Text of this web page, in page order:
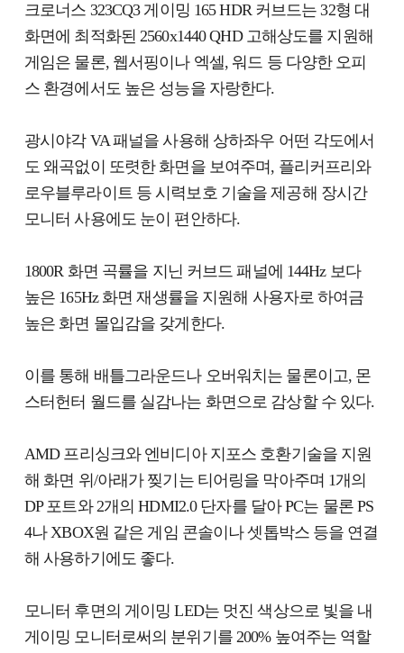
크로너스 323CQ3 게이밍 165 HDR 커브드는 32형 대
화면에 최적화된 2560x1440 QHD 고해상도를 지원해
게임은 물론, 웹서핑이나 엑셀, 워드 등 다양한 오피
스 환경에서도 높은 성능을 자랑한다.
광시야각 VA 패널을 사용해 상하좌우 어떤 각도에서
도 왜곡없이 또렷한 화면을 보여주며, 플리커프리와
로우블루라이트 등 시력보호 기술을 제공해 장시간
모니터 사용에도 눈이 편안하다.
1800R 화면 곡률을 지닌 커브드 패널에 144Hz 보다
높은 165Hz 화면 재생률을 지원해 사용자로 하여금
높은 화면 몰입감을 갖게한다.
이를 통해 배틀그라운드나 오버워치는 물론이고, 몬
스터헌터 월드를 실감나는 화면으로 감상할 수 있다.
AMD 프리싱크와 엔비디아 지포스 호환기술을 지원
해 화면 위/아래가 찢기는 티어링을 막아주며 1개의
DP 포트와 2개의 HDMI2.0 단자를 달아 PC는 물론 PS
4나 XBOX원 같은 게임 콘솔이나 셋톱박스 등을 연결
해 사용하기에도 좋다.
모니터 후면의 게이밍 LED는 멋진 색상으로 빛을 내
게이밍 모니터로써의 분위기를 200% 높여주는 역할